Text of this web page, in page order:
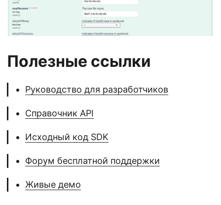
Полезные ссылки
Руководство для разработчиков
Справочник API
Исходный код SDK
Форум бесплатной поддержки
Живые демо